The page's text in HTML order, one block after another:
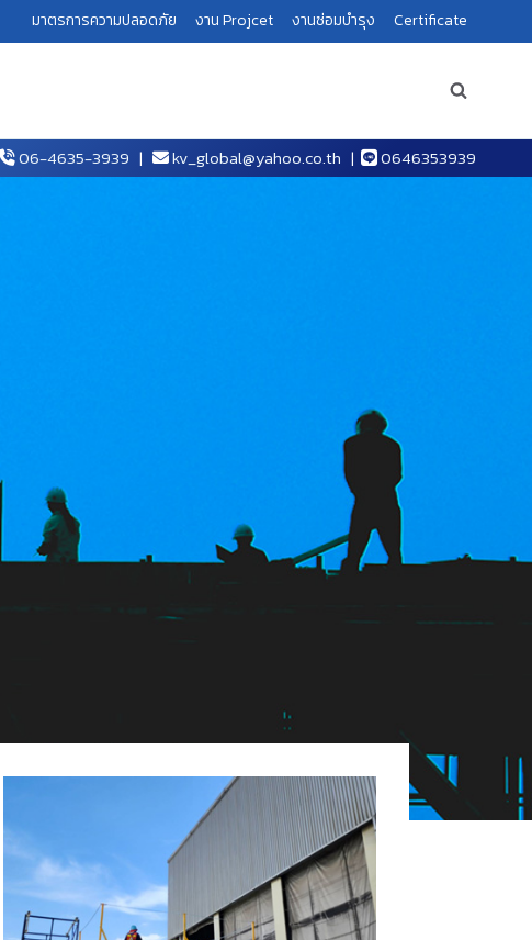
มาตรการความปลอดภัย งาน Projcet งานซ่อมบำรุง Certificate
06-4635-3939 | kv_global@yahoo.co.th | 0646353939